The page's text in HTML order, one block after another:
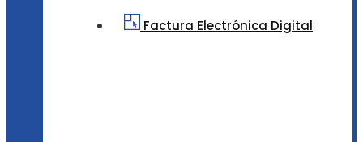
Factura Electrónica Digital